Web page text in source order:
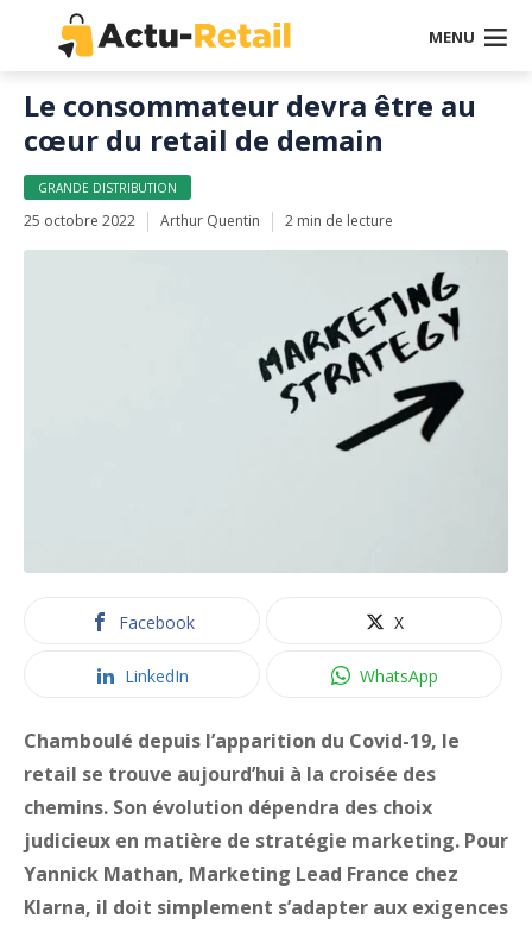
MENU
Le consommateur devra être au
cœur du retail de demain
GRANDE DISTRIBUTION
25 octobre 2022 Arthur Quentin 2 min de lecture
Facebook X
LinkedIn WhatsApp
Chamboulé depuis l’apparition du Covid-19, le
retail se trouve aujourd’hui à la croisée des
chemins. Son évolution dépendra des choix
judicieux en matière de stratégie marketing. Pour
Yannick Mathan, Marketing Lead France chez
Klarna, il doit simplement s’adapter aux exigences